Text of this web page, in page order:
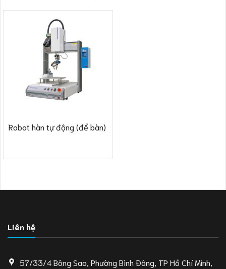
Robot hàn tự động (để bàn)
Liên hệ
57/33/4 Bông Sao, Phường Bình Đông, TP Hồ Chí Minh,